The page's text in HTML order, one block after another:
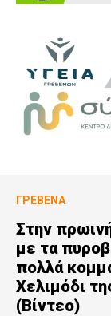
ΓΡΕΒΕΝΆ
Στην
με τα
πολλά
Χελιμόδι
(Βίντεο)